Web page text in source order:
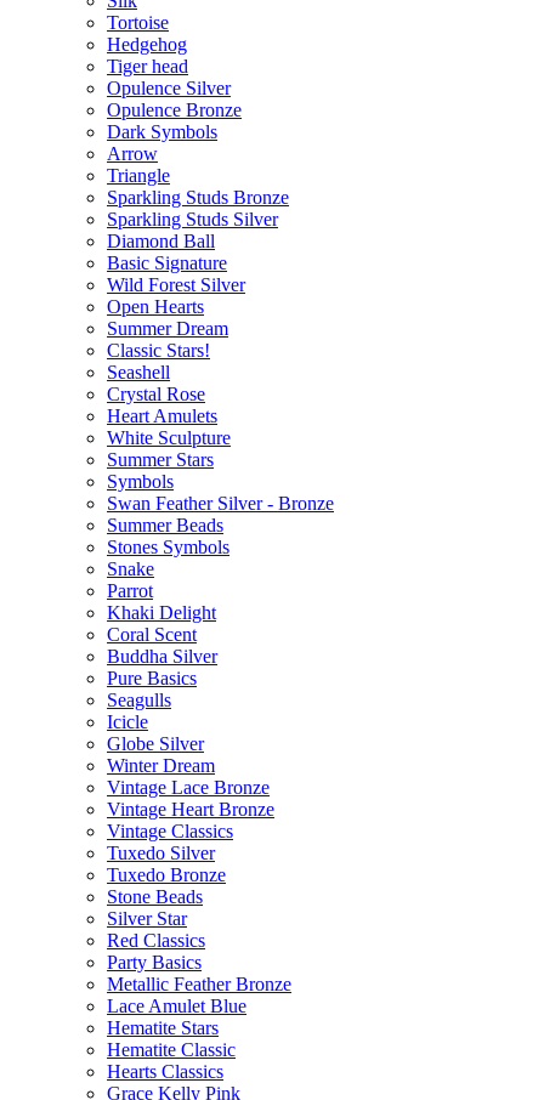
Tortoise
Hedgehog
Tiger head
Opulence Silver
Opulence Bronze
Dark Symbols
Arrow
Triangle
Sparkling Studs Bronze
Sparkling Studs Silver
Diamond Ball
Basic Signature
Wild Forest Silver
Open Hearts
Summer Dream
Classic Stars!
Seashell
Crystal Rose
Heart Amulets
White Sculpture
Summer Stars
Symbols
Swan Feather Silver - Bronze
Summer Beads
Stones Symbols
Snake
Parrot
Khaki Delight
Coral Scent
Buddha Silver
Pure Basics
Seagulls
Icicle
Globe Silver
Winter Dream
Vintage Lace Bronze
Vintage Heart Bronze
Vintage Classics
Tuxedo Silver
Tuxedo Bronze
Stone Beads
Silver Star
Red Classics
Party Basics
Metallic Feather Bronze
Lace Amulet Blue
Hematite Stars
Hematite Classic
Hearts Classics
Grace Kelly Pink